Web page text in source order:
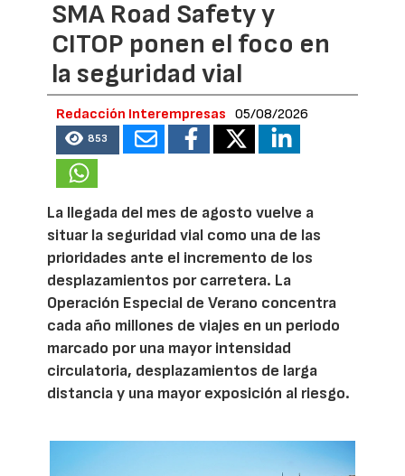
SMA Road Safety y
CITOP ponen el foco en
la seguridad vial
Redacción Interempresas 05/08/2026
853
La llegada del mes de agosto vuelve a
situar la seguridad vial como una de las
prioridades ante el incremento de los
desplazamientos por carretera. La
Operación Especial de Verano concentra
cada año millones de viajes en un periodo
marcado por una mayor intensidad
circulatoria, desplazamientos de larga
distancia y una mayor exposición al riesgo.